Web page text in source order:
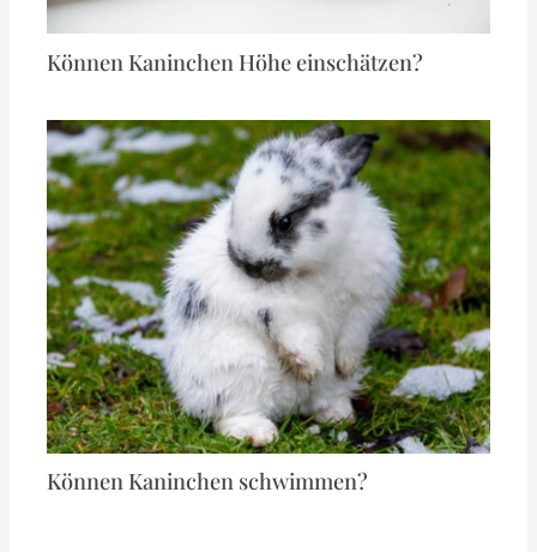
Können Kaninchen Höhe einschätzen?
Können Kaninchen schwimmen?